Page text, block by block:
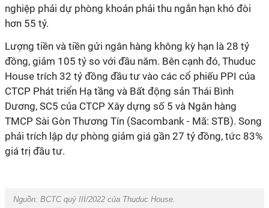
nghiệp phải dự phòng khoản phải thu ngắn hạn khó đòi
hơn 55 tỷ.
Lượng tiền và tiền gửi ngân hàng không kỳ hạn là 28 tỷ
đồng, giảm 105 tỷ so với đầu năm. Bên cạnh đó, Thuduc
House trích 32 tỷ đồng đầu tư vào các cổ phiếu PPI của
CTCP Phát triển Hạ tầng và Bất động sản Thái Bình
Dương, SC5 của CTCP Xây dựng số 5 và Ngân hàng
TMCP Sài Gòn Thương Tín (Sacombank - Mã: STB). Song
phải trích lập dự phòng giảm giá gần 27 tỷ đồng, tức 83%
giá trị đầu tư.
Nguồn: BCTC quý III/2022 của Thuduc House.